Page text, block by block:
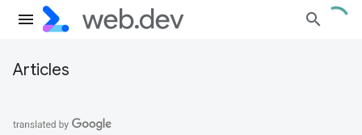
Articles